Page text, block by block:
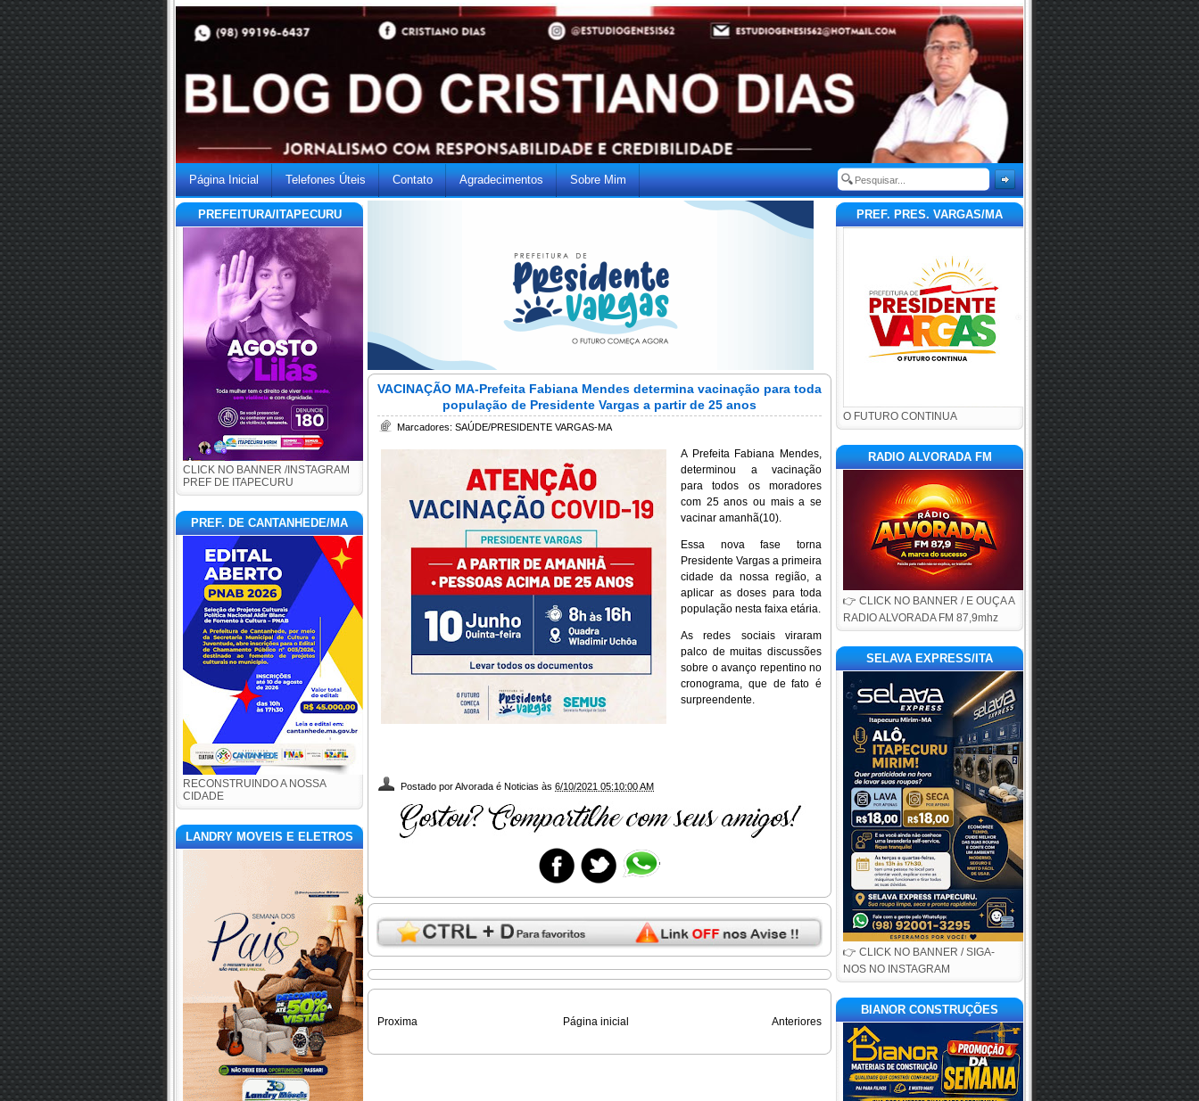
Página Inicial Telefones Úteis Contato Agradecimentos Sobre Mim
PREFEITURA/ITAPECURU
CLICK NO BANNER /INSTAGRAM
PREF DE ITAPECURU
PREF. DE CANTANHEDE/MA
RECONSTRUINDO A NOSSA
CIDADE
LANDRY MOVEIS E ELETROS
VACINAÇÃO MA-Prefeita Fabiana Mendes determina vacinação para toda
população de Presidente Vargas a partir de 25 anos
Marcadores: SAÚDE/PRESIDENTE VARGAS-MA
A Prefeita Fabiana Mendes,
determinou a vacinação
para todos os moradores
com 25 anos ou mais a se
vacinar amanhã(10).
Essa nova fase torna
Presidente Vargas a primeira
cidade da nossa região, a
aplicar as doses para toda
população nesta faixa etária.
As redes sociais viraram
palco de muitas discussões
sobre o avanço repentino no
cronograma, que de fato é
surpreendente.
Postado porAlvorada é Noticias às 6/10/2021 05:10:00 AM
Proxima Anteriores
Página inicial
PREF. PRES. VARGAS/MA
O FUTURO CONTINUA
RADIO ALVORADA FM
👉 CLICK NO BANNER / E OUÇA A
RADIO ALVORADA FM 87,9mhz
SELAVA EXPRESS/ITA
👉 CLICK NO BANNER / SIGA-
NOS NO INSTAGRAM
BIANOR CONSTRUÇÕES